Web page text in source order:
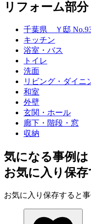
リフォーム部
千葉県 Ｙ邸
キッチン
浴室・バス
トイレ
洗面
リビング・ダイニ
和室
外壁
玄関・ホール
廊下・階段・窓
収納
気になる事例は
お気に入り保
お気に入り保存すると